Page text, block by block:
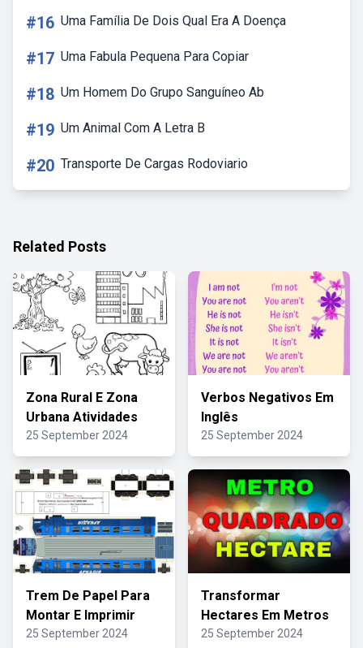
#16 Uma Família De Dois Qual Era A Doença
#17 Uma Fabula Pequena Para Copiar
#18 Um Homem Do Grupo Sanguíneo Ab
#19 Um Animal Com A Letra B
#20 Transporte De Cargas Rodoviario
Related Posts
Zona Rural E Zona
Urbana Atividades
25 September 2024
Verbos Negativos Em
Inglês
25 September 2024
Trem De Papel Para
Montar E Imprimir
25 September 2024
Transformar
Hectares Em Metros
25 September 2024